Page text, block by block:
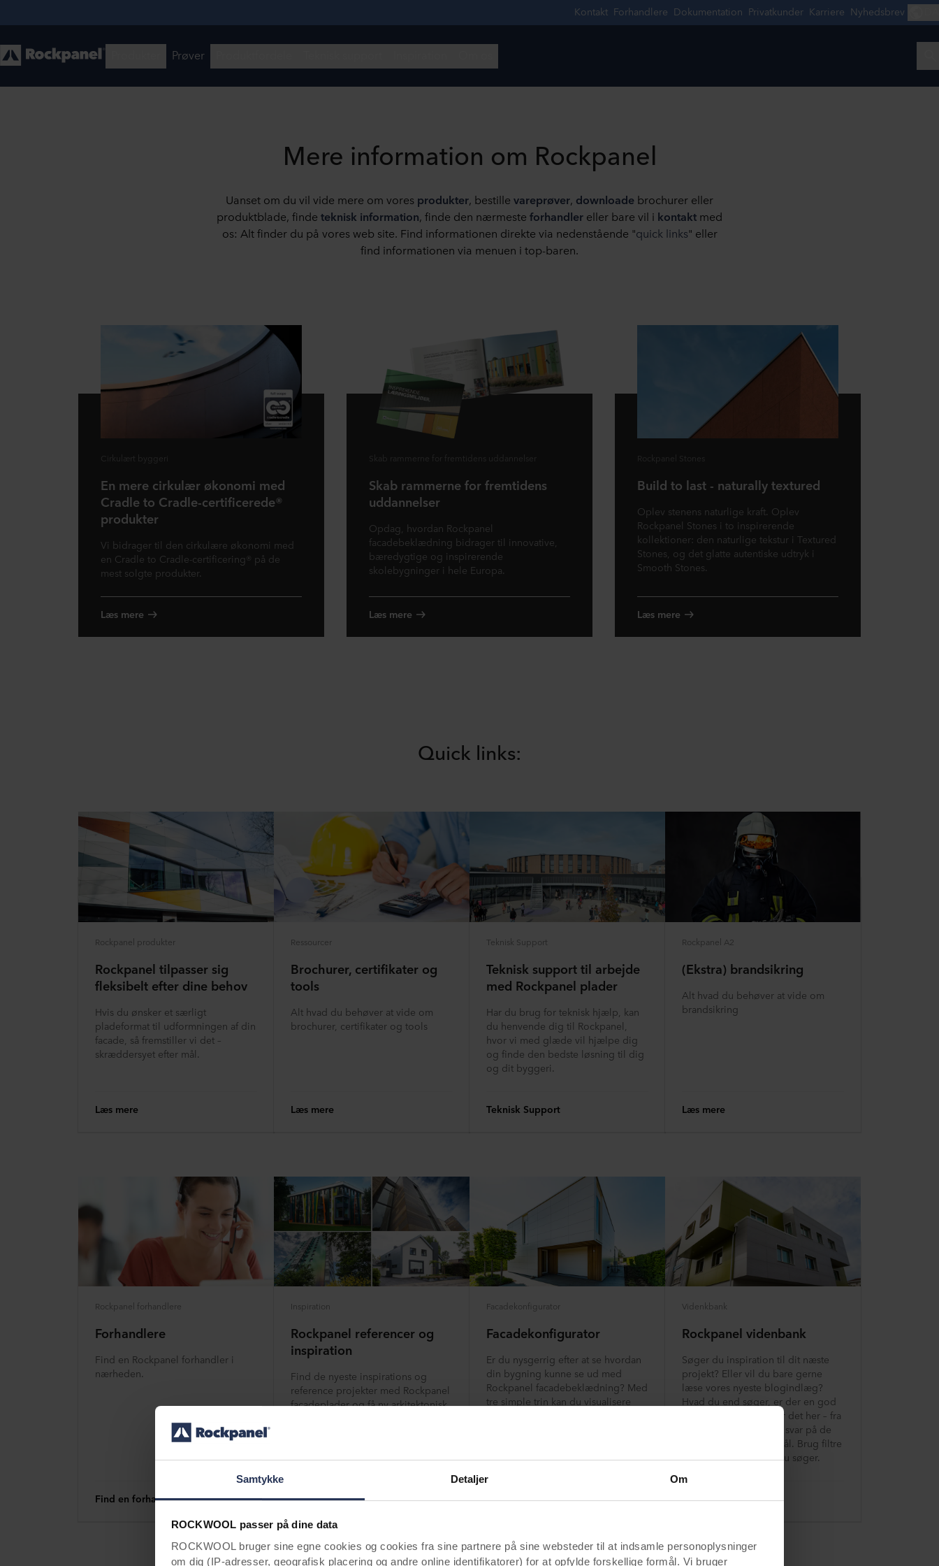
Samtykke Detaljer Om
ROCKWOOL passer på dine data
ROCKWOOL bruger sine egne cookies og cookies fra sine partnere på sine websteder til at indsamle personoplysninger
om dig (IP-adresser, geografisk placering og andre online identifikatorer) for at opfylde forskellige formål. Vi bruger
Mere information om Rockpanel
Uanset om du vil vide mere om vores produkter, bestille vareprøver, downloade brochurer eller
produktblade, finde teknisk information, finde den nærmeste forhandler eller bare vil i kontakt med
os: Alt finder du på vores web site. Find informationen direkte via nedenstående "quick links" eller
find informationen via menuen i top-baren.
Cirkulært byggeri
En mere cirkulær økonomi med
Cradle to Cradle-certificerede®
produkter
Vi bidrager til den cirkulære økonomi med
en Cradle to Cradle-certificering® på de
mest solgte produkter.
Læs mere
Skab rammerne for fremtidens uddannelser
Skab rammerne for fremtidens
uddannelser
Opdag, hvordan Rockpanel
facadebeklædning bidrager til innovative,
bæredygtige og inspirerende
skolebygninger i hele Europa.
Læs mere
Rockpanel Stones
Build to last - naturally textured
Oplev stenens naturlige kraft. Oplev
Rockpanel Stones i to inspirerende
kollektioner: den naturlige tekstur i Textured
Stones, og det glatte autentiske udtryk i
Smooth Stones.
Læs mere
Quick links:
Rockpanel produkter
Rockpanel tilpasser sig
fleksibelt efter dine behov
Hvis du ønsker et særligt
pladeformat til udformningen af din
facade, så fremstiller vi det –
skræddersyet efter mål.
Læs mere
Ressourcer
Brochurer, certifikater og
tools
Alt hvad du behøver at vide om
brochurer, certifikater og tools
Læs mere
Teknisk Support
Teknisk support til arbejde
med Rockpanel plader
Har du brug for teknisk hjælp, kan
du henvende dig til Rockpanel,
hvor vi med glæde vil hjælpe dig
og finde den bedste løsning til dig
og dit byggeri.
Teknisk Support
Rockpanel A2
(Ekstra) brandsikring
Alt hvad du behøver at vide om
brandsikring
Læs mere
Rockpanel forhandlere
Forhandlere
Find en Rockpanel forhandler i
nærheden.
Find en forhandler
Inspiration
Rockpanel referencer og
inspiration
Find de nyeste inspirations og
reference projekter med Rockpanel
facadeplader og få ny arkitektonisk
Bliv inspireret
Facadekonfigurator
Facadekonfigurator
Er du nysgerrig efter at se hvordan
din bygning kunne se ud med
Rockpanel facadebeklædning? Med
tre simple trin kan du visualisere
Rockpanels sortiment.
Læs mere
Videnkbank
Rockpanel videnbank
Søger du inspiration til dit næste
projekt? Eller vil du bare gerne
læse vores nyeste blogindlæg?
Hvad du end søger, er der en god
chance for, at du finder det her – fra
ideer og inspiration til svar på de
oftest stillede spørgsmål. Brug filtre
til at finde det emne, du søger.
Læs mere